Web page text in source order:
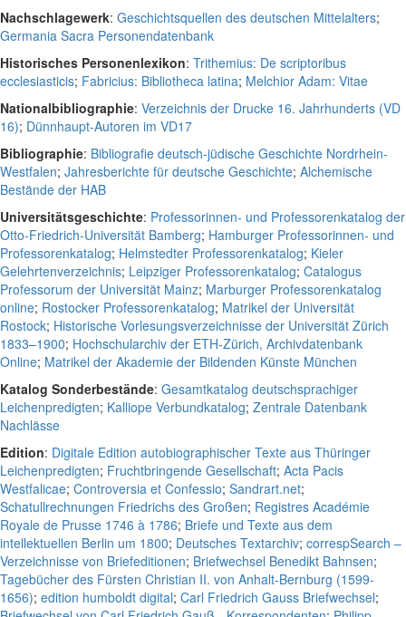
Nachschlagewerk: Geschichtsquellen des deutschen Mittelalters;
Germania Sacra Personendatenbank
Historisches Personenlexikon: Trithemius: De scriptoribus
ecclesiasticis; Fabricius: Bibliotheca latina; Melchior Adam: Vitae
Nationalbibliographie: Verzeichnis der Drucke 16. Jahrhunderts (VD
16); Dünnhaupt-Autoren im VD17
Bibliographie: Bibliografie deutsch-jüdische Geschichte Nordrhein-
Westfalen; Jahresberichte für deutsche Geschichte; Alchemische
Bestände der HAB
Universitätsgeschichte: Professorinnen- und Professorenkatalog der
Otto-Friedrich-Universität Bamberg; Hamburger Professorinnen- und
Professorenkatalog; Helmstedter Professorenkatalog; Kieler
Gelehrtenverzeichnis; Leipziger Professorenkatalog; Catalogus
Professorum der Universität Mainz; Marburger Professorenkatalog
online; Rostocker Professorenkatalog; Matrikel der Universität
Rostock; Historische Vorlesungsverzeichnisse der Universität Zürich
1833–1900; Hochschularchiv der ETH-Zürich, Archivdatenbank
Online; Matrikel der Akademie der Bildenden Künste München
Katalog Sonderbestände: Gesamtkatalog deutschsprachiger
Leichenpredigten; Kalliope Verbundkatalog; Zentrale Datenbank
Nachlässe
Edition: Digitale Edition autobiographischer Texte aus Thüringer
Leichenpredigten; Fruchtbringende Gesellschaft; Acta Pacis
Westfalicae; Controversia et Confessio; Sandrart.net;
Schatullrechnungen Friedrichs des Großen; Registres Académie
Royale de Prusse 1746 à 1786; Briefe und Texte aus dem
intellektuellen Berlin um 1800; Deutsches Textarchiv; correspSearch –
Verzeichnisse von Briefeditionen; Briefwechsel Benedikt Bahnsen;
Tagebücher des Fürsten Christian II. von Anhalt-Bernburg (1599-
1656); edition humboldt digital; Carl Friedrich Gauss Briefwechsel;